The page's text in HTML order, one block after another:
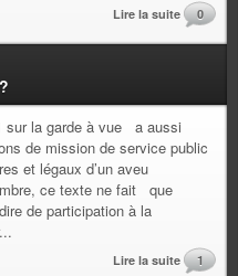
Lire la suite 0
sur la garde à vue a aussi
de mission de service public
et légaux d’un aveu
ce texte ne fait que
de participation à la
Lire la suite 1